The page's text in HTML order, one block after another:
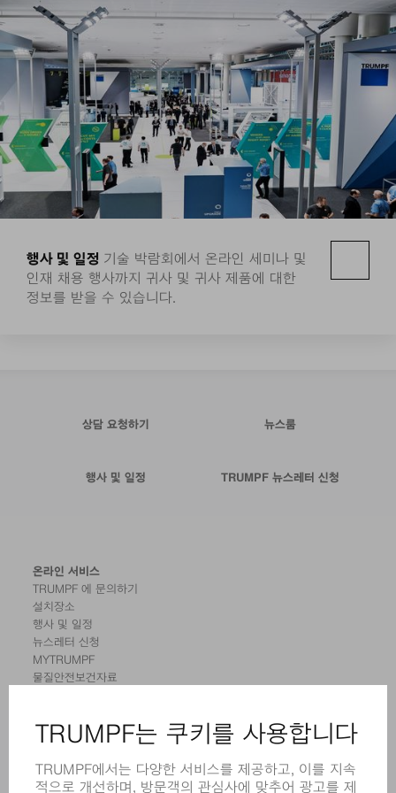
행사 및 일정 기술 박람회에서 온라인 세미나 및
인재 채용 행사까지 귀사 및 귀사 제품에 대한
정보를 받을 수 있습니다.
상담 요청하기 뉴스룸
행사 및 일정 TRUMPF 뉴스레터 신청
온라인 서비스
TRUMPF 에 문의하기
설치장소
행사 및 일정
뉴스레터 신청
MYTRUMPF
물질안전보건자료
레이저
전동 툴
SMART FACTORY